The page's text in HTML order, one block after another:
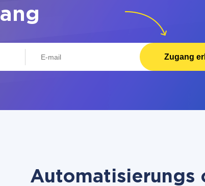
Zugang
Automatisierungs